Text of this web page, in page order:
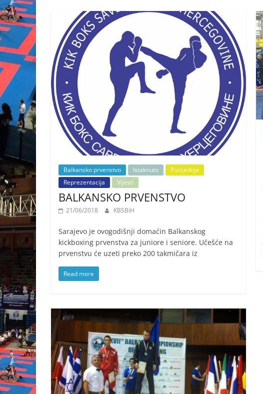
Balkansko prvenstvo Istaknuto
Posljednje
Reprezentacija
Vijesti
BALKANSKO PRVENSTVO
21/06/2018 KBSBiH
Sarajevo je ovogodišnji domaćin Balkanskog
kickboxing prvenstva za juniore i seniore. Učešće na
prvenstvu će uzeti preko 200 takmičara iz
Read more